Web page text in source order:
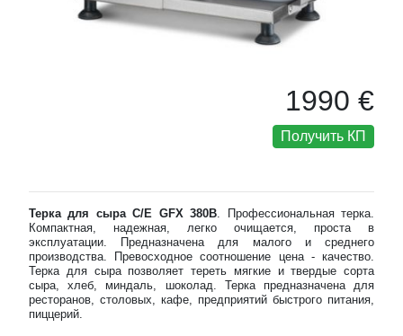
1990 €
Получить КП
Терка для сыра C/E GFX 380В. Профессиональная терка.
Компактная, надежная, легко очищается, проста в
эксплуатации. Предназначена для малого и среднего
производства. Превосходное соотношение цена - качество.
Терка для сыра позволяет тереть мягкие и твердые сорта
сыра, хлеб, миндаль, шоколад. Терка предназначена для
ресторанов, столовых, кафе, предприятий быстрого питания,
пиццерий.